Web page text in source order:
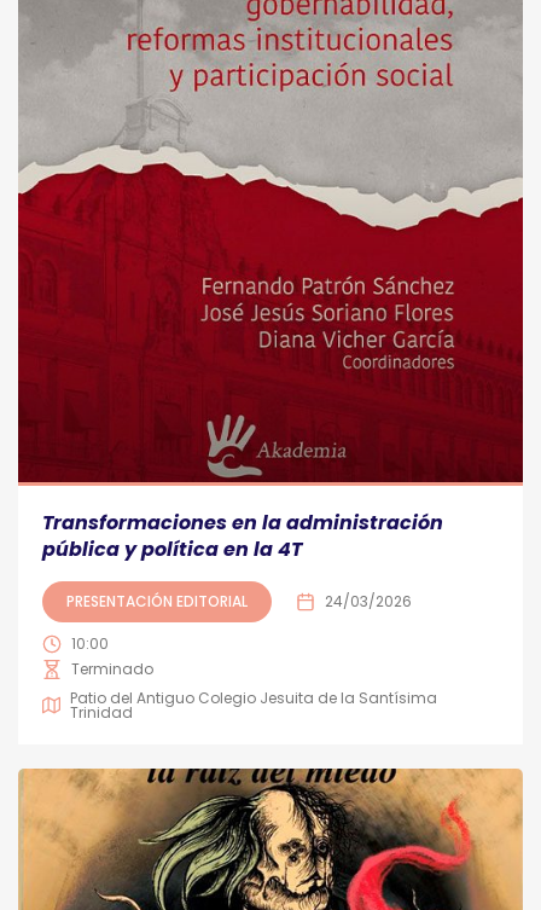
Transformaciones en la administración
pública y política en la 4T
PRESENTACIÓN EDITORIAL 24/03/2026
10:00
Terminado
Patio del Antiguo Colegio Jesuita de la Santísima
Trinidad